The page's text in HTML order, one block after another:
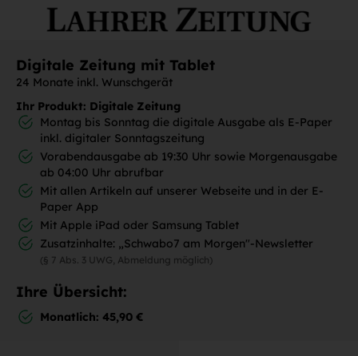
Digitale Zeitung mit Tablet
24 Monate inkl. Wunschgerät
Ihr Produkt: Digitale Zeitung
Montag bis Sonntag die digitale Ausgabe als E-Paper
inkl. digitaler Sonntagszeitung
Vorabendausgabe ab 19:30 Uhr sowie Morgenausgabe
ab 04:00 Uhr abrufbar
Mit allen Artikeln auf unserer Webseite und in der E-
Paper App
Mit Apple iPad oder Samsung Tablet
Zusatzinhalte: „Schwabo7 am Morgen"-Newsletter
(§ 7 Abs. 3 UWG, Abmeldung möglich)
Ihre Übersicht:
Monatlich: 45,90 €